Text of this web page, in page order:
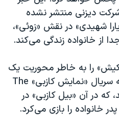
دیزنی منتشر نشده
شهیدی» در نقش «زوئی»،
از خانواده زندگی می‌کند.
را به خاطر محوریت یک
سریال «نمایش کازبی» The
که در آن «بیل کازبی» در
خانواده را بازی می‌کرد.